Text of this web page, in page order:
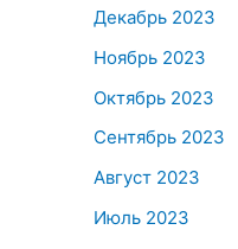
Декабрь 2023
Ноябрь 2023
Октябрь 2023
Сентябрь 2023
Август 2023
Июль 2023